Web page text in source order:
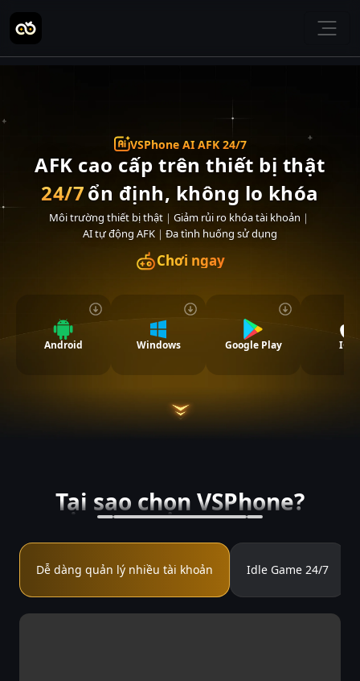
VSPhone AI AFK 24/7
AFK cao cấp trên thiết bị thật
24/7ổn định, không lo khóa
Môi trường thiết bị thật ｜ Giảm rủi ro khóa tài khoản ｜
AI tự động AFK ｜ Đa tình huống sử dụng
Chơi ngay
Android Windows Google Play IOS
Tại sao chọn VSPhone?
Dễ dàng quản lý nhiều tài khoản Idle Game 24/7